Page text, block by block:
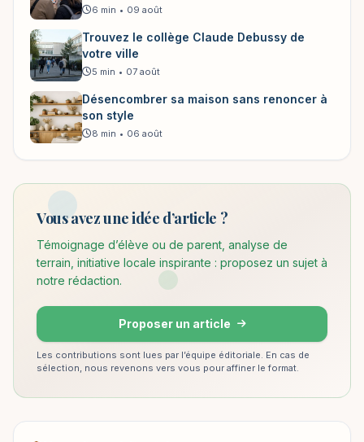
6 min • 09 août
Trouvez le collège Claude Debussy de
votre ville
5 min • 07 août
Désencombrer sa maison sans renoncer à
son style
8 min • 06 août
Vous avez une idée d’article ?
Témoignage d’élève ou de parent, analyse de
terrain, initiative locale inspirante : proposez un sujet à
notre rédaction.
Proposer un article
Les contributions sont lues par l’équipe éditoriale. En cas de
sélection, nous revenons vers vous pour affiner le format.